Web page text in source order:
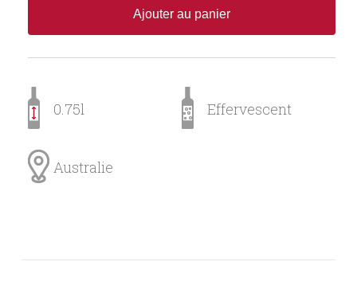
Ajouter au panier
0.75l Effervescent
Australie